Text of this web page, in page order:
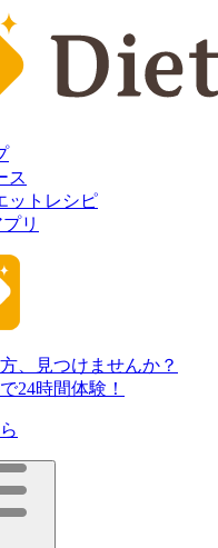
ス
ットレシピ
リ
、見つけませんか？
24時間体験！